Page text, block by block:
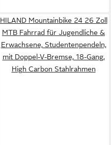
HILAND Mountainbike 24 26 Zoll
MTB Fahrrad für Jugendliche &
Erwachsene, Studentenpendeln,
mit Doppel-V-Bremse, 18-Gang,
High Carbon Stahlrahmen